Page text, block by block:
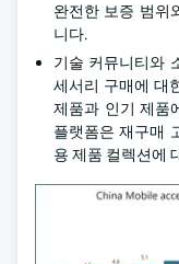
완전한 보증 범위
니다.
기술 커뮤니티와
세서리 구매에 대
제품과 인기 제품
플랫폼은 재구매
용 제품 컬렉션에